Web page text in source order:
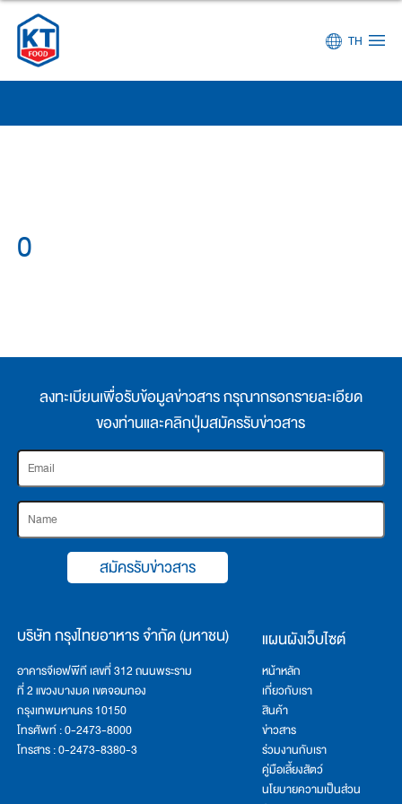
0
ลงทะเบียนเพื่อรับข้อมูลข่าวสาร กรุณากรอกรายละเอียด
ของท่านและคลิกปุ่มสมัครรับข่าวสาร
สมัครรับข่าวสาร
บริษัท กรุงไทยอาหาร จำกัด (มหาชน) แผนผังเว็บไซต์
อาคารจีเอฟพีที เลขที่ 312 ถนนพระราม
ที่ 2 แขวงบางมด เขตจอมทอง
กรุงเทพมหานคร 10150
โทรศัพท์ : 0-2473-8000
โทรสาร : 0-2473-8380-3
หน้าหลัก
เกี่ยวกับเรา
สินค้า
ข่าวสาร
ร่วมงานกับเรา
คู่มือเลี้ยงสัตว์
นโยบายความเป็นส่วน
TH